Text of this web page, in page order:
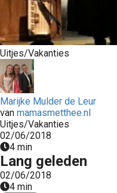
Uitjes/Vakanties
Marijke Mulder de Leur
van mamasmetthee.nl
Uitjes/Vakanties
02/06/2018
4 min
Lang geleden
02/06/2018
4 min